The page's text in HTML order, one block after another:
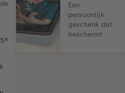
*
Een
persoonlijk
geschenk dat
beschermt